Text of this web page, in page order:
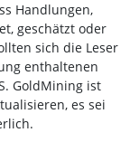
Handlungen,
geschätzt oder
sich die Leser
enthaltenen
GoldMining ist
es sei